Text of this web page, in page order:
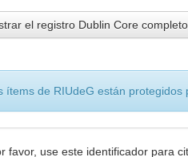
el registro Dublin Core
ítems de RIUdeG están
favor, use este identificador para